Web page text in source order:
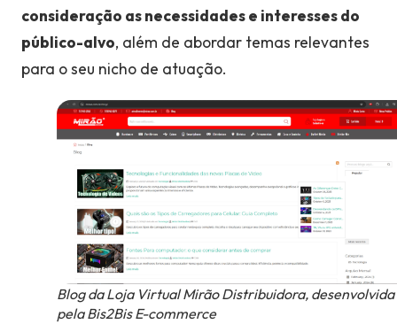
consideração as necessidades e interesses do
público-alvo, além de abordar temas relevantes
para o seu nicho de atuação.
Blog da Loja Virtual Mirão Distribuidora, desenvolvida
pela Bis2Bis E-commerce